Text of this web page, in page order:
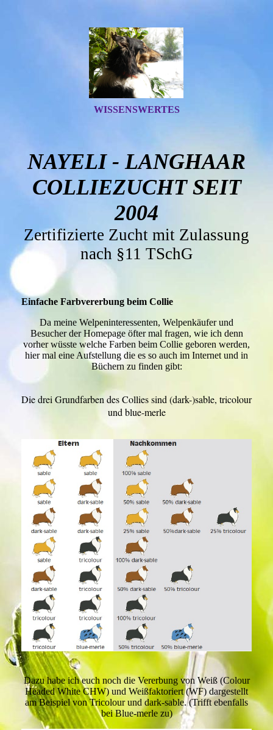
WISSENSWERTES
NAYELI - LANGHAAR
COLLIEZUCHT SEIT
2004
Zertifizierte Zucht mit Zulassung
nach §11 TSchG
Einfache Farbvererbung beim Collie
Da meine Welpeninteressenten, Welpenkäufer und
Besucher der Homepage öfter mal fragen, wie ich denn
vorher wüsste welche Farben beim Collie geboren werden,
hier mal eine Aufstellung die es so auch im Internet und in
Büchern zu finden gibt:
Die drei Grundfarben des Collies sind (dark-)sable, tricolour
und blue-merle
Dazu habe ich euch noch die Vererbung von Weiß (Colour
Headed White CHW) und Weißfaktoriert (WF) dargestellt
am Beispiel von Tricolour und dark-sable. (Trifft ebenfalls
bei Blue-merle zu)